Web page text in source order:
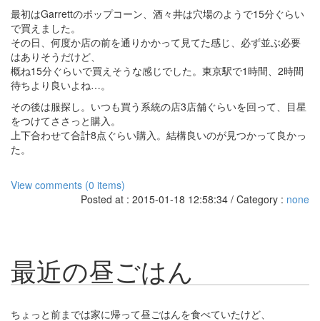
最初はGarrettのポップコーン、酒々井は穴場のようで15分ぐらい
で買えました。
その日、何度か店の前を通りかかって見てた感じ、必ず並ぶ必要
はありそうだけど、
概ね15分ぐらいで買えそうな感じでした。東京駅で1時間、2時間
待ちより良いよね…。
その後は服探し。いつも買う系統の店3店舗ぐらいを回って、目星
をつけてささっと購入。
上下合わせて合計8点ぐらい購入。結構良いのが見つかって良かっ
た。
View comments (0 items)
Posted at : 2015-01-18 12:58:34 / Category : none
最近の昼ごはん
ちょっと前までは家に帰って昼ごはんを食べていたけど、